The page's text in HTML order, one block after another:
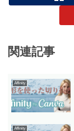
関連記事
Affinity
Affinity